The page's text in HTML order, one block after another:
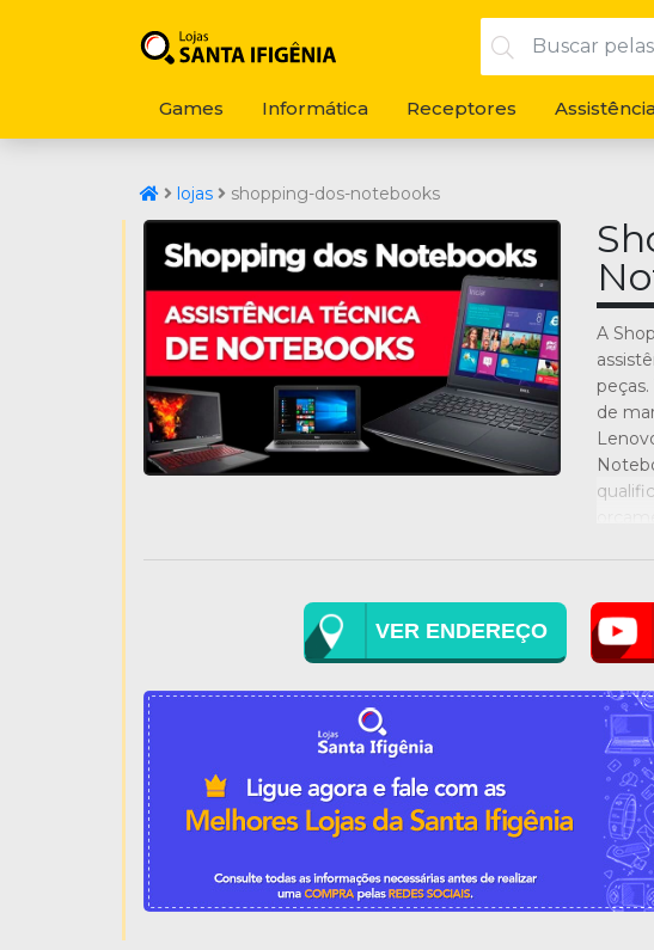
Games Informática Receptores
lojas shopping-dos-notebooks
A
de
VER ENDEREÇO